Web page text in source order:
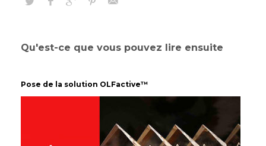
Qu'est-ce que vous pouvez lire ensuite
Pose de la solution OLFactive™